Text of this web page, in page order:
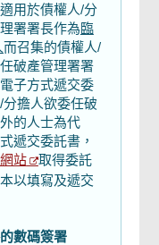
用於債權人/分
署署長作為臨
而召集的債權人/
破產管理署署
子方式遞交委
擔人欲委任破
的人士為代
遞交委託書，
站
取得委託
以填寫及遞交
數碼簽署